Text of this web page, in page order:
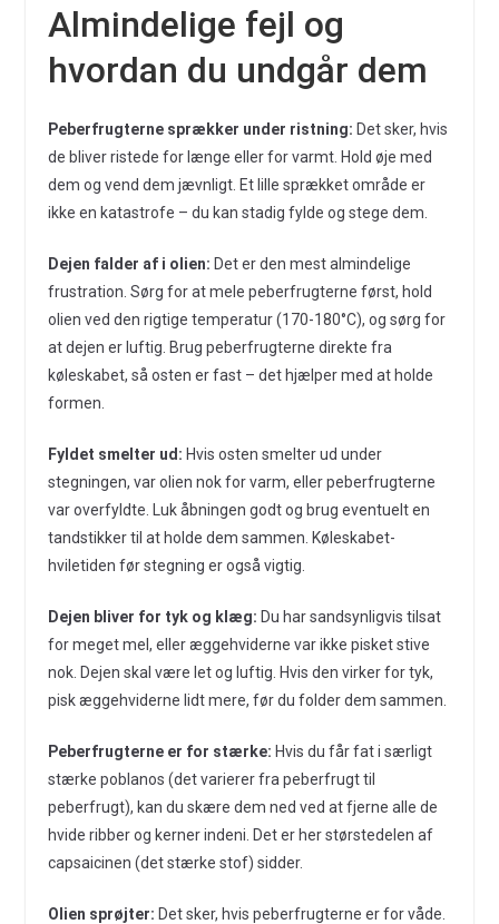
Almindelige fejl og
hvordan du undgår dem
Peberfrugterne sprækker under ristning: Det sker, hvis
de bliver ristede for længe eller for varmt. Hold øje med
dem og vend dem jævnligt. Et lille sprækket område er
ikke en katastrofe – du kan stadig fylde og stege dem.
Dejen falder af i olien: Det er den mest almindelige
frustration. Sørg for at mele peberfrugterne først, hold
olien ved den rigtige temperatur (170-180°C), og sørg for
at dejen er luftig. Brug peberfrugterne direkte fra
køleskabet, så osten er fast – det hjælper med at holde
formen.
Fyldet smelter ud: Hvis osten smelter ud under
stegningen, var olien nok for varm, eller peberfrugterne
var overfyldte. Luk åbningen godt og brug eventuelt en
tandstikker til at holde dem sammen. Køleskabet-
hviletiden før stegning er også vigtig.
Dejen bliver for tyk og klæg: Du har sandsynligvis tilsat
for meget mel, eller æggehviderne var ikke pisket stive
nok. Dejen skal være let og luftig. Hvis den virker for tyk,
pisk æggehviderne lidt mere, før du folder dem sammen.
Peberfrugterne er for stærke: Hvis du får fat i særligt
stærke poblanos (det varierer fra peberfrugt til
peberfrugt), kan du skære dem ned ved at fjerne alle de
hvide ribber og kerner indeni. Det er her størstedelen af
capsaicinen (det stærke stof) sidder.
Olien sprøjter: Det sker, hvis peberfrugterne er for våde.